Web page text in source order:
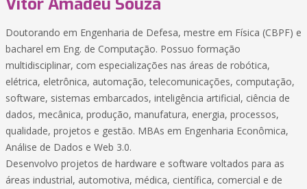
Doutorando em Engenharia de Defesa, mestre em Física (CBPF) e
bacharel em Eng. de Computação. Possuo formação
multidisciplinar, com especializações nas áreas de robótica,
elétrica, eletrônica, automação, telecomunicações, computação,
software, sistemas embarcados, inteligência artificial, ciência de
dados, mecânica, produção, manufatura, energia, processos,
qualidade, projetos e gestão. MBAs em Engenharia Econômica,
Análise de Dados e Web 3.0.
Desenvolvo projetos de hardware e software voltados para as
áreas industrial, automotiva, médica, científica, comercial e de